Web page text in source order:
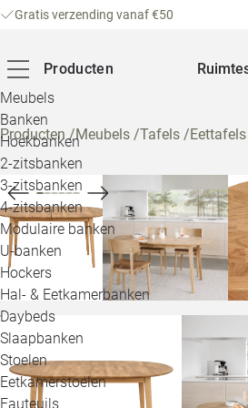
Gratis verzending vanaf €50
Producten
Meubels
Banken
Hoekbanken
2-zitsbanken
3-zitsbanken
4-zitsbanken
Modulaire banken
U-banken
Hockers
Hal- & Eetkamerbanken
Daybeds
Slaapbanken
Stoelen
Eetkamerstoelen
Fauteuils
Producten/Meubels /Tafels /Eettafels